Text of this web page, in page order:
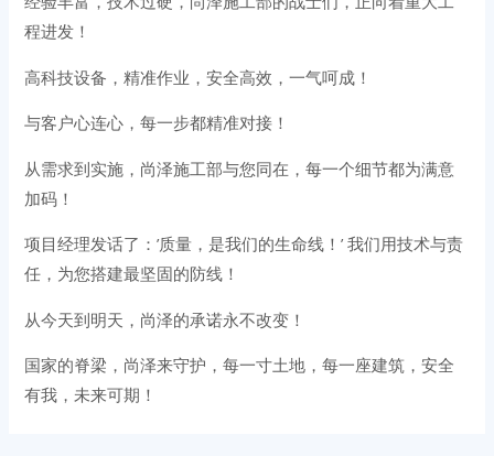
程进发！
高科技设备，精准作业，安全高效，一气呵成！
与客户心连心，每一步都精准对接！
从需求到实施，尚泽施工部与您同在，每一个细节都为满意
加码！
项目经理发话了：’质量，是我们的生命线！’ 我们用技术与责
任，为您搭建最坚固的防线！
从今天到明天，尚泽的承诺永不改变！
国家的脊梁，尚泽来守护，每一寸土地，每一座建筑，安全
有我，未来可期！